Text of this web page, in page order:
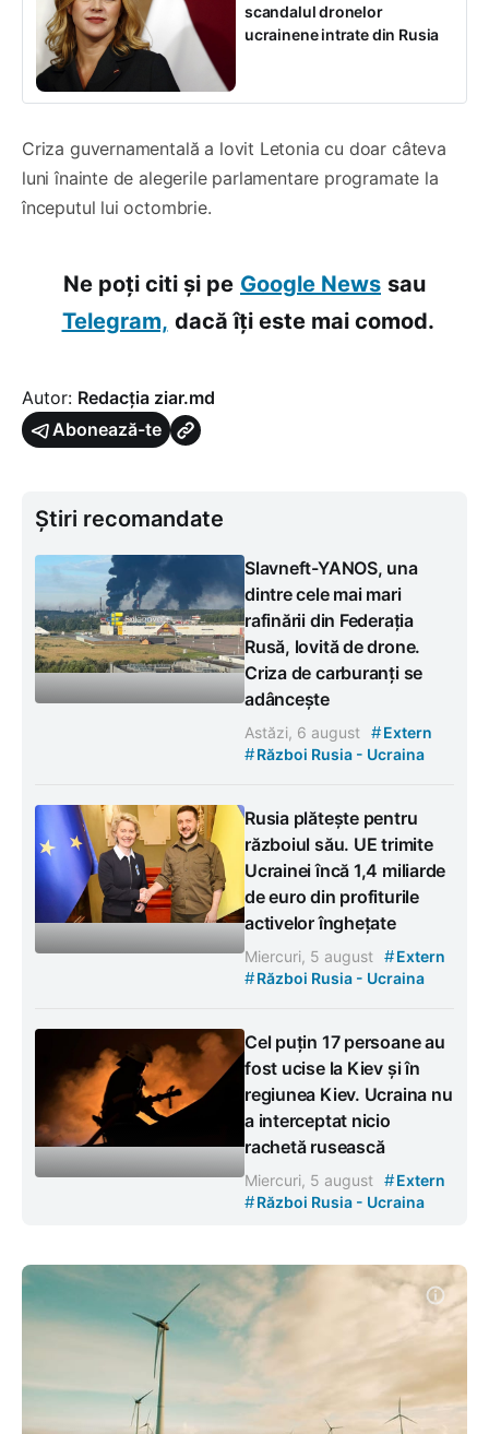
scandalul dronelor
ucrainene intrate din Rusia
Criza guvernamentală a lovit Letonia cu doar câteva
luni înainte de alegerile parlamentare programate la
începutul lui octombrie.
Ne poți citi și pe Google News sau
Telegram, dacă îți este mai comod.
Autor: Redacția ziar.md
Abonează-te
Știri recomandate
Slavneft-YANOS, una
dintre cele mai mari
rafinării din Federația
Rusă, lovită de drone.
Criza de carburanți se
adâncește
Astăzi, 6 august #Extern
#Război Rusia - Ucraina
Rusia plătește pentru
războiul său. UE trimite
Ucrainei încă 1,4 miliarde
de euro din profiturile
activelor înghețate
Miercuri, 5 august #Extern
#Război Rusia - Ucraina
Cel puțin 17 persoane au
fost ucise la Kiev și în
regiunea Kiev. Ucraina nu
a interceptat nicio
rachetă rusească
Miercuri, 5 august #Extern
#Război Rusia - Ucraina